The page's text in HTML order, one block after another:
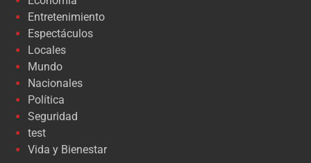
Entretenimiento
Espectáculos
Locales
Mundo
Nacionales
Política
Seguridad
test
Vida y Bienestar